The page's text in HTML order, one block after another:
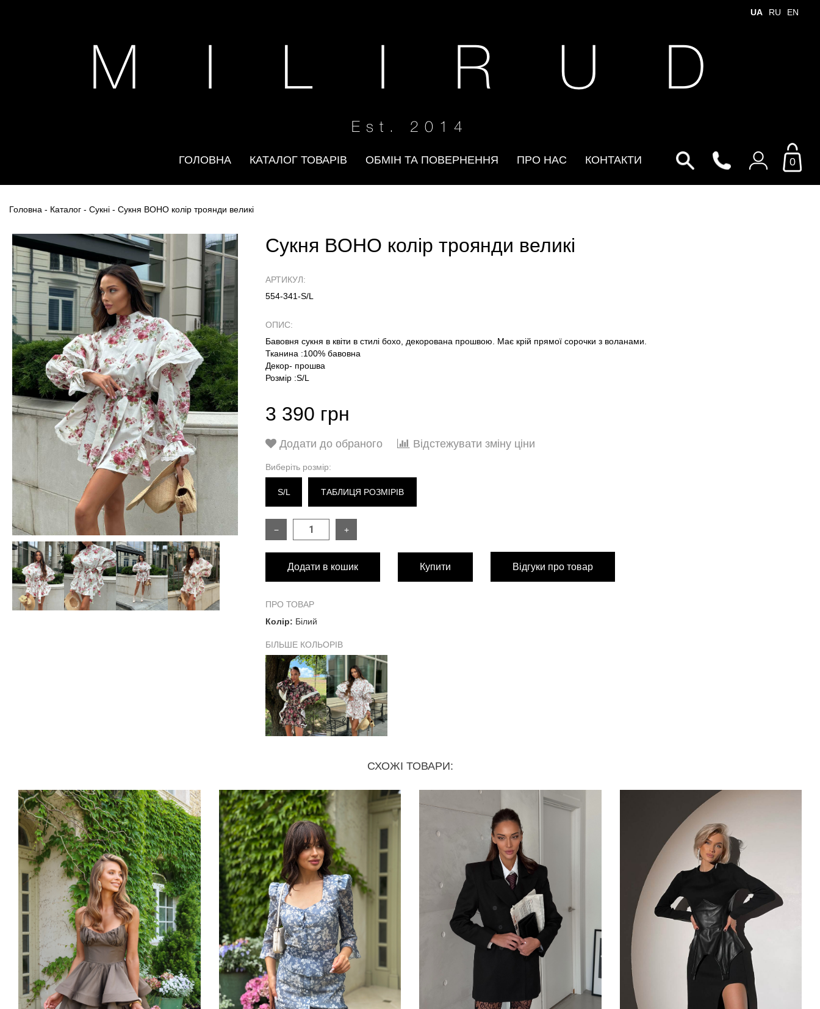
UA RU EN
M I L I R U D
Est. 2014
ГОЛОВНА КАТАЛОГ ТОВАРІВ ОБМІН ТА ПОВЕРНЕННЯ ПРО НАС КОНТАКТИ 0
Головна - Каталог - Сукні - Сукня BOHO колір троянди великі
Сукня BOHO колір троянди великі
АРТИКУЛ:
554-341-S/L
ОПИС:
Бавовня сукня в квіти в стилі бохо, декорована прошвою. Має крій прямої сорочки з воланами.
Тканина :100% бавовна
Декор- прошва
Розмір :S/L
3 390 грн
Додати до обраного Відстежувати зміну ціни
Виберіть розмір:
S/L ТАБЛИЦЯ РОЗМІРІВ
Довжина по спинці 80 см
Довжина рукава (спущений печовий шов)
На об'єми талії
На об'єми бедер
Сукня-сорочка вільного крою, у комплекті пояс
− +
Додати в кошик Купити Відгуки про товар
ПРО ТОВАР
Колір: Білий
БІЛЬШЕ КОЛЬОРІВ
СХОЖІ ТОВАРИ: